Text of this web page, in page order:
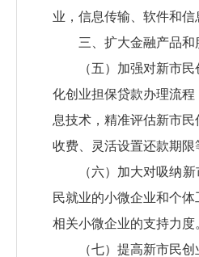
业，信息传输、软件和
三、扩大金融产品
（五）加强对新市
化创业担保贷款办理流
息技术，精准评估新市
收费、灵活设置还款期
（六）加大对吸纳
民就业的小微企业和个
相关小微企业的支持力
（七）提高新市民